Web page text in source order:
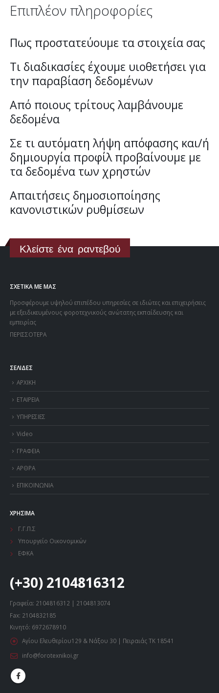
Επιπλέον πληροφορίες
Πως προστατεύουμε τα στοιχεία σας
Τι διαδικασίες έχουμε υιοθετήσει για
την παραβίαση δεδομένων
Από ποιους τρίτους λαμβάνουμε
δεδομένα
Σε τι αυτόματη λήψη απόφασης και/ή
δημιουργία προφίλ προβαίνουμε με
τα δεδομένα των χρηστών
Απαιτήσεις δημοσιοποίησης
κανονιστικών ρυθμίσεων
Κλείστε ένα ραντεβού
ΣΧΕΤΙΚΑ ΜΕ ΜΑΣ
Προσφέρουμε υψηλού επιπέδου υπηρεσίες σε ιδιώτες και επιχειρήσεις
με εξειδικευμένους φοροτεχνικούς ανώτατης εκπαίδευσης και
εμπειρίας
ΠΕΡΙΣΣΟΤΕΡΑ
ΣΕΛΙΔΕΣ
ΑΡΧΙΚΗ
ΕΤΑΙΡΕΙΑ
ΥΠΗΡΕΣΙΕΣ
Video
ΓΡΑΦΕΙΑ
ΑΡΘΡΑ
ΕΠΙΚΟΙΝΩΝΙΑ
ΧΡΗΣΙΜΑ
Γ.Γ.Π.Σ
Υπουργείο Οικονομικών
ΕΦΚΑ
(+30) 2104816312
Γραφεία: 2104816312 | 2104813074
Fax: 2104832185
Κινητό: 6972678910
Αγίου Ελευθερίου129 & Νάξου 30 | Πειραιάς ΤΚ 18541
info@forotexnikoi.gr